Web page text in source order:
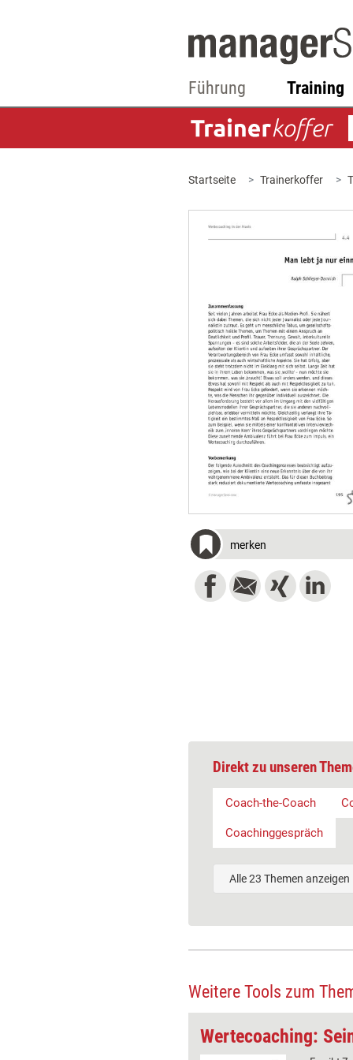
Führung Training
Startseite Trainerkoffer
merken
Direkt zu unseren
Coach-the-Coach
Coachinggespräch
Alle 23 Themen anzeigen
Weitere Tools zum
Wertecoaching: